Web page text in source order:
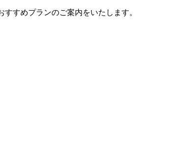
すめプランのご案内をいたします。